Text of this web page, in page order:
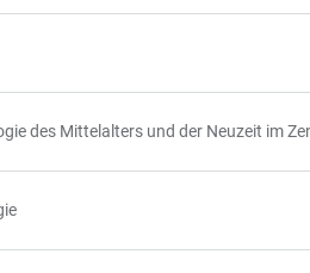
des Mittelalters und der Neuzeit im